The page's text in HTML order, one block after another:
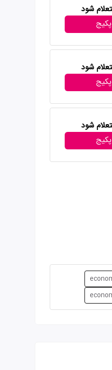
شود
پکیج
شود
پکیج
شود
پکیج